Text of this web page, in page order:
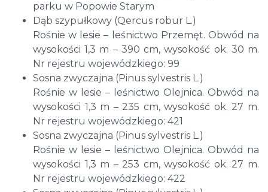
parku w Popowie Starym
Dąb szypułkowy (Qercus robur L.)
Rośnie w lesie – leśnictwo Przemęt. Obwód na
wysokości 1,3 m – 390 cm, wysokość ok. 30 m.
Nr rejestru wojewódzkiego: 99
Sosna zwyczajna (Pinus sylvestris L.)
Rośnie w lesie – leśnictwo Olejnica. Obwód na
wysokości 1,3 m – 235 cm, wysokość ok. 27 m.
Nr rejestru wojewódzkiego: 421
Sosna zwyczajna (Pinus sylvestris L.)
Rośnie w lesie – leśnictwo Olejnica. Obwód na
wysokości 1,3 m – 253 cm, wysokość ok. 27 m.
Nr rejestru wojewódzkiego: 422